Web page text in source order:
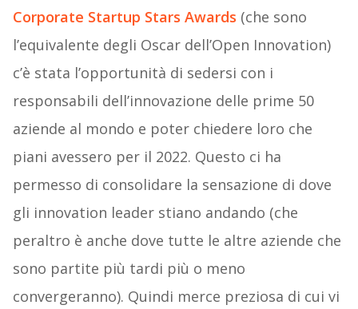
Corporate Startup Stars Awards (che sono
l’equivalente degli Oscar dell’Open Innovation)
c’è stata l’opportunità di sedersi con i
responsabili dell’innovazione delle prime 50
aziende al mondo e poter chiedere loro che
piani avessero per il 2022. Questo ci ha
permesso di consolidare la sensazione di dove
gli innovation leader stiano andando (che
peraltro è anche dove tutte le altre aziende che
sono partite più tardi più o meno
convergeranno). Quindi merce preziosa di cui vi